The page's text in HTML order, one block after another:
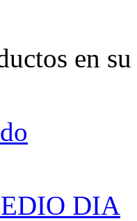
en
DIA